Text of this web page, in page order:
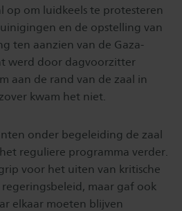
op om luidkeels te protesteren
en de opstelling van
ten aanzien van de Gaza-
werd door dagvoorzitter
aan de rand van de zaal in
kwam het niet.
onder begeleiding de zaal
reguliere programma verder.
voor het uiten van kritische
maar gaf ook
elkaar moeten blijven